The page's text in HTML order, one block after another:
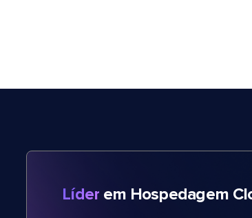
Líder em Hospedagem